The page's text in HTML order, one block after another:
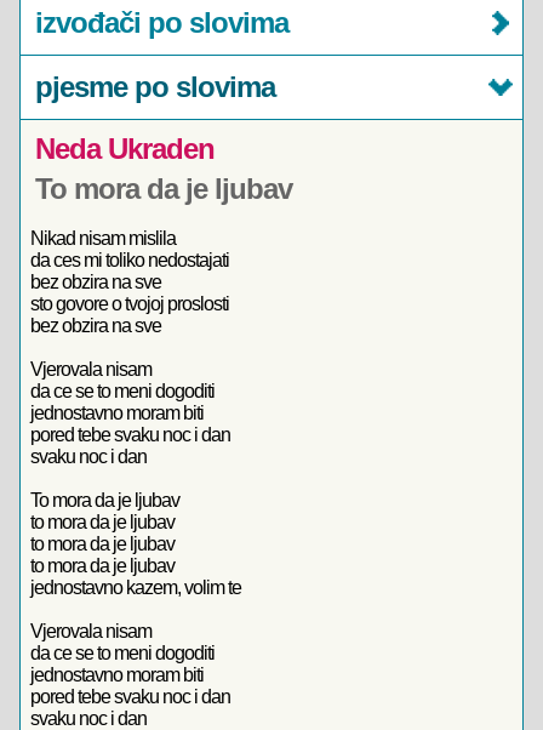
izvođači po slovima
pjesme po slovima
Neda Ukraden
To mora da je ljubav
Nikad nisam mislila
da ces mi toliko nedostajati
bez obzira na sve
sto govore o tvojoj proslosti
bez obzira na sve
Vjerovala nisam
da ce se to meni dogoditi
jednostavno moram biti
pored tebe svaku noc i dan
svaku noc i dan
To mora da je ljubav
to mora da je ljubav
to mora da je ljubav
to mora da je ljubav
jednostavno kazem, volim te
Vjerovala nisam
da ce se to meni dogoditi
jednostavno moram biti
pored tebe svaku noc i dan
svaku noc i dan